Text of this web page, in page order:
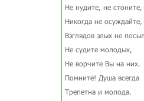
Не нудите, не стоните,
Никогда не осуждайте,
Взглядов злых не
Не судите молодых,
Не ворчите Вы на них.
Помните! Душа всегда
Трепетна и молода.